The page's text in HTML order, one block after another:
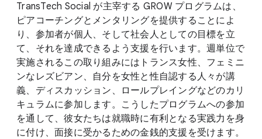
TransTech Social が主宰する GROW プログラムは、
ピアコーチングとメンタリングを提供することによ
り、参加者が個人、そして社会人としての目標を立
て、それを達成できるよう支援を行います。週単位で
実施されるこの取り組みにはトランス女性、フェミニ
ンなレズビアン、自分を女性と性自認する人々が講
義、ディスカッション、ロールプレイングなどのカリ
キュラムに参加します。こうしたプログラムへの参加
を通して、彼女たちは就職時に有利となる実践力を身
に付け、面接に受かるための金銭的支援を受けます。